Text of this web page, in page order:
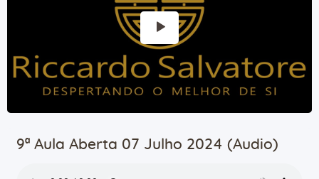
9ª Aula Aberta 07 Julho 2024 (Audio)